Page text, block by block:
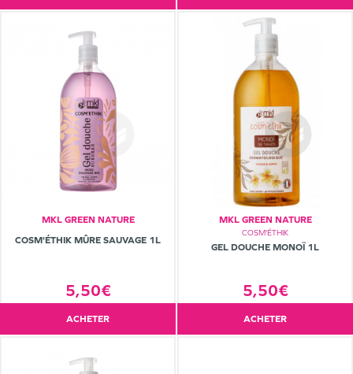
MKL GREEN NATURE
COSM'ÉTHIK MÛRE SAUVAGE 1L
5,50€
ACHETER
MKL GREEN NATURE
COSM'ÉTHIK
GEL DOUCHE MONOÏ 1L
5,50€
ACHETER